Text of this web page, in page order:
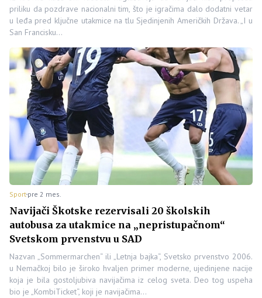
priliku da pozdrave nacionalni tim, što je igračima dalo dodatni vetar
u leđa pred ključne utakmice na tlu Sjedinjenih Američkih Država. „I u
San Francisku…
Sport pre 2 mes.
Navijači Škotske rezervisali 20 školskih
autobusa za utakmice na „nepristupačnom“
Svetskom prvenstvu u SAD
Nazvan „Sommermarchen“ ili „Letnja bajka“, Svetsko prvenstvo 2006.
u Nemačkoj bilo je široko hvaljen primer moderne, ujedinjene nacije
koja je bila gostoljubiva navijačima iz celog sveta. Deo tog uspeha
bio je „KombiTicket“, koji je navijačima…